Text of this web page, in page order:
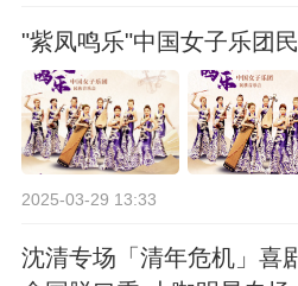
"紫凤鸣乐"中国女子乐团
2025-03-29 13:33
沈清专场「清年危机」喜